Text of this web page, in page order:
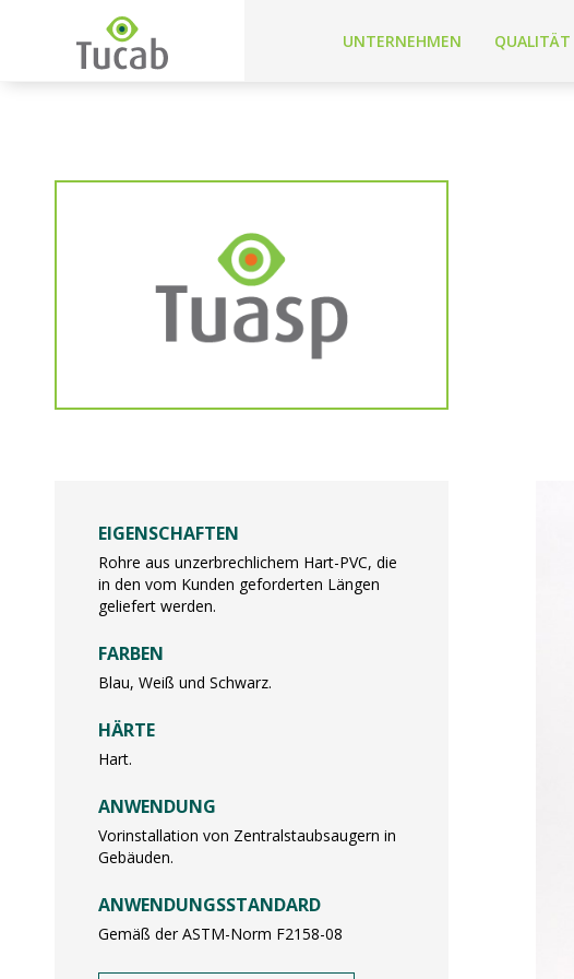
UNTERNEHMEN QUALITÄT
EIGENSCHAFTEN
Rohre aus unzerbrechlichem Hart-PVC, die
in den vom Kunden geforderten Längen
geliefert werden.
FARBEN
Blau, Weiß und Schwarz.
HÄRTE
Hart.
ANWENDUNG
Vorinstallation von Zentralstaubsaugern in
Gebäuden.
ANWENDUNGSSTANDARD
Gemäß der ASTM-Norm F2158-08